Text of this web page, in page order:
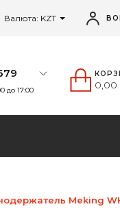
Валюта: KZT
до 17:00 0,00
Meking